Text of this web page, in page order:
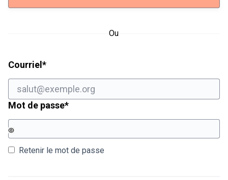
Ou
Courriel *Champ obligatoire
Mot de passe*Champ obligatoire
Retenir le mot de passe